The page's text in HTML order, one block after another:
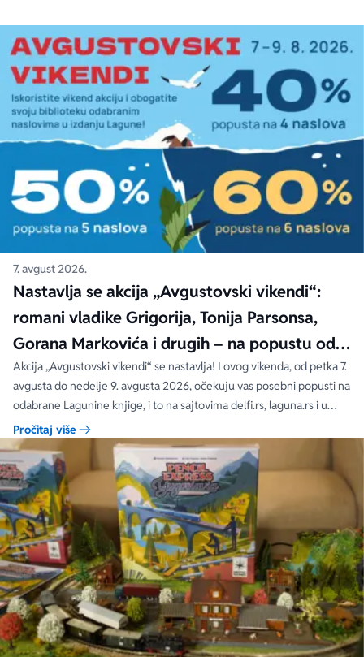
7. avgust 2026.
Nastavlja se akcija „Avgustovski vikendi“:
romani vladike Grigorija, Tonija Parsonsa,
Gorana Markovića i drugih – na popustu od
čak 40, 50 i 60%
Akcija „Avgustovski vikendi“ se nastavlja! I ovog vikenda, od petka 7.
avgusta do nedelje 9. avgusta 2026, očekuju vas posebni popusti na
odabrane Lagunine knjige, i to na sajtovima delfi.rs, laguna.rs i u
svim Delfi knjižarama.
Pročitaj više